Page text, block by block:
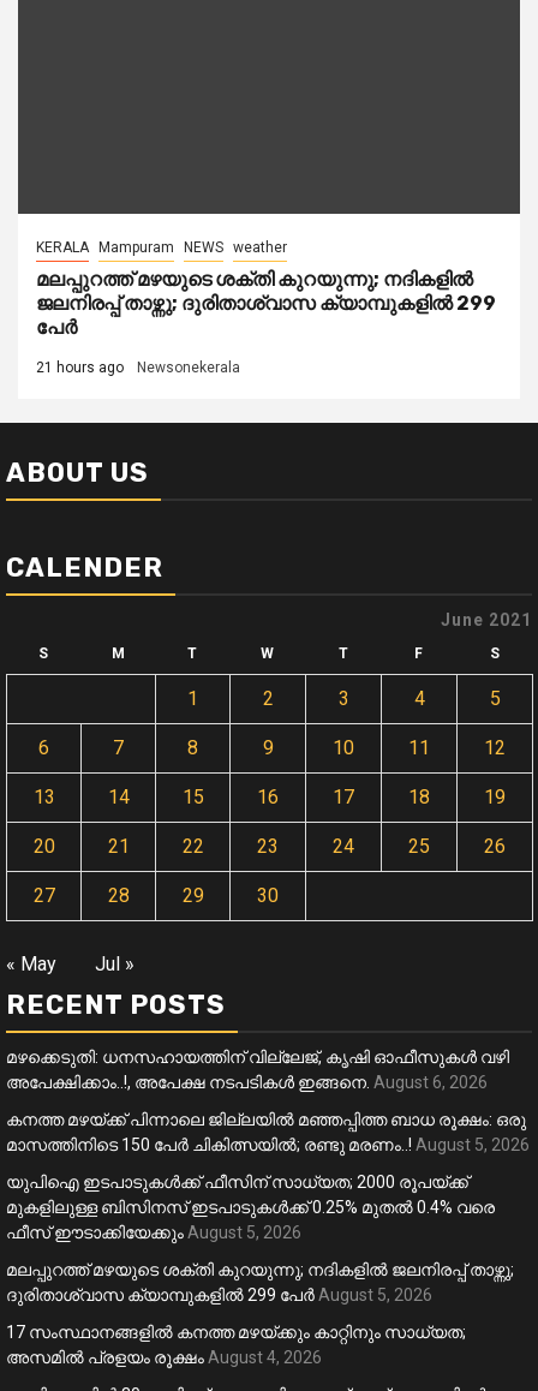
KERALA Mampuram NEWS weather
മലപ്പുറത്ത് മഴയുടെ ശക്തി കുറയുന്നു; നദികളിൽ
ജലനിരപ്പ് താഴ്ന്നു; ദുരിതാശ്വാസ ക്യാമ്പുകളിൽ 299
പേർ
21 hours ago Newsonekerala
ABOUT US
CALENDER
June 2021
S M T W T F S
1 2 3 4 5
6 7 8 9 10 11 12
13 14 15 16 17 18 19
20 21 22 23 24 25 26
27 28 29 30
« May Jul »
RECENT POSTS
മഴക്കെടുതി: ധനസഹായത്തിന് വില്ലേജ്, കൃഷി ഓഫീസുകൾ വഴി
അപേക്ഷിക്കാം..!, അപേക്ഷ നടപടികൾ ഇങ്ങനെ. August 6, 2026
കനത്ത മഴയ്‌ക്ക് പിന്നാലെ ജില്ലയിൽ മഞ്ഞപ്പിത്ത ബാധ രൂക്ഷം: ഒരു
മാസത്തിനിടെ 150 പേർ ചികിത്സയിൽ; രണ്ടു മരണം..! August 5, 2026
യുപിഐ ഇടപാടുകൾക്ക് ഫീസിന് സാധ്യത; 2000 രൂപയ്ക്ക്
മുകളിലുള്ള ബിസിനസ് ഇടപാടുകൾക്ക് 0.25% മുതൽ 0.4% വരെ
ഫീസ് ഈടാക്കിയേക്കും August 5, 2026
മലപ്പുറത്ത് മഴയുടെ ശക്തി കുറയുന്നു; നദികളിൽ ജലനിരപ്പ് താഴ്ന്നു;
ദുരിതാശ്വാസ ക്യാമ്പുകളിൽ 299 പേർ August 5, 2026
17 സംസ്ഥാനങ്ങളിൽ കനത്ത മഴയ്ക്കും കാറ്റിനും സാധ്യത;
അസമിൽ പ്രളയം രൂക്ഷം August 4, 2026